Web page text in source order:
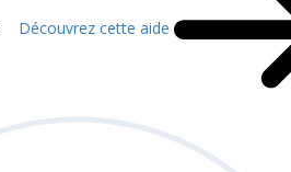
Découvrez cette aide